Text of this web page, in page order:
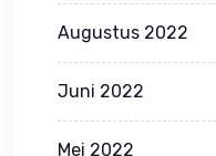
Augustus 2022
Juni 2022
Mei 2022